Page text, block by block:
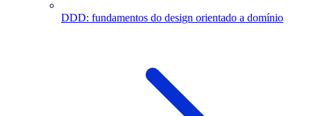
DDD: fundamentos do design orientado a domínio